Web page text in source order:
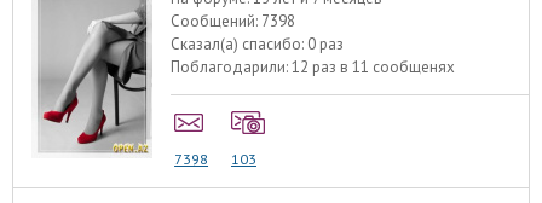
Сообщений: 7398
Сказал(а) спасибо: 0 раз
Поблагодарили:12 раз в 11 сообщенях
7398 103